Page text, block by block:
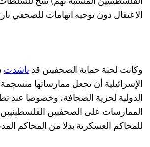
الاعتقال دون توجيه اتهامات للصحفي
وكانت لجنة حماية الصحفيين قدناشدت
الإسرائيلية أن تجعل ممارساتها منسجمة
الدولية لحرية الصحافة، وخصوصا عند
الممارسات على الصحفيين
للمحاكم العسكرية بدلا من المحاكم